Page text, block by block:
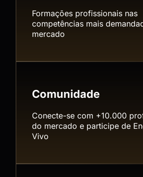
Formações profissionais nas
competências mais
mercado
Comunidade
Conecte-se com +10.000
do mercado e participe de
Vivo